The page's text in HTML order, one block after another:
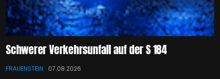
Schwerer Verkehrsunfall auf der S 184
FRAUENSTEIN 07.08.2026